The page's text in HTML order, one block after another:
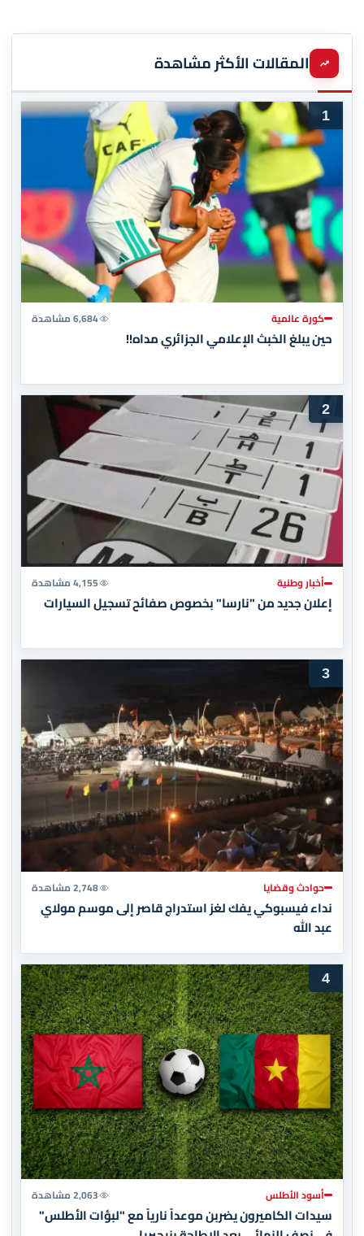
المقالات الأكثر مشاهدة
1
كورة عالمية 6,684 مشاهدة
حين يبلغ الخبث الإعلامي الجزائري مداه!!
2
أخبار وطنية 4,155 مشاهدة
إعلان جديد من "نارسا" بخصوص صفائح تسجيل السيارات
3
حوادث وقضايا 2,748 مشاهدة
نداء فيسبوكي يفك لغز استدراج قاصر إلى موسم مولاي
عبد الله
4
أسود الأطلس 2,063 مشاهدة
سيدات الكاميرون يضربن موعداً نارياً مع "لبؤات الأطلس"